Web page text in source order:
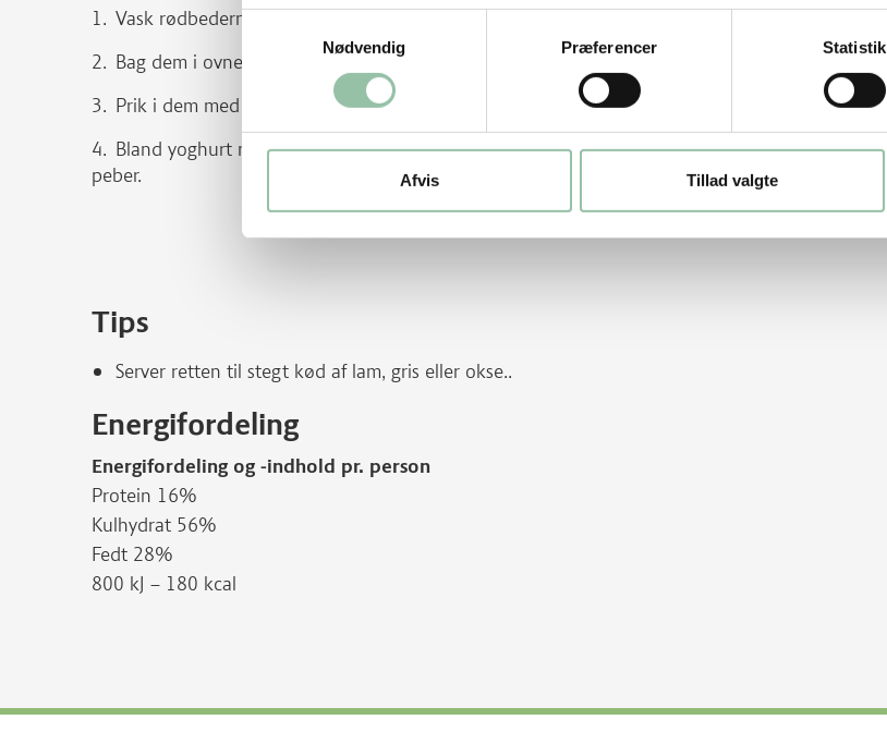
Samtykkevalg
Nødvendig
Præferencer Statistik
Afvis Tillad valgte
Vask rødbederne og pak dem ind i folie.
Bag dem i ovnen ved 200 grader i 1-1½ time.
Prik i dem med en nål – går den nemt igennem, er rødbederne møre.
Bland yoghurt med den hakkede mynte og smag til med salt og masser af friskkværnet
peber.
Tips
Server retten til stegt kød af lam, gris eller okse..
Energifordeling
Energifordeling og -indhold pr. person
Protein 16%
Kulhydrat 56%
Fedt 28%
800 kJ – 180 kcal